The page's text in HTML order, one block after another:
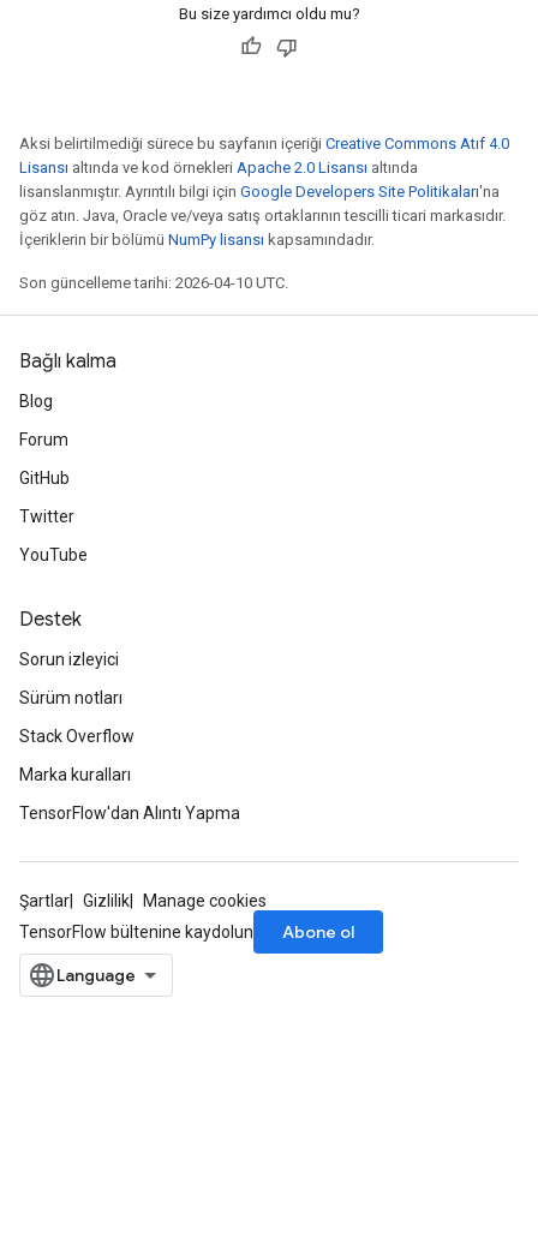
Bu size yardımcı oldu mu?
Aksi belirtilmediği sürece bu sayfanın içeriği Creative Commons Atıf 4.0
Lisansı altında ve kod örnekleri Apache 2.0 Lisansı altında
lisanslanmıştır. Ayrıntılı bilgi için Google Developers Site Politikaları'na
göz atın. Java, Oracle ve/veya satış ortaklarının tescilli ticari markasıdır.
İçeriklerin bir bölümü NumPy lisansı kapsamındadır.
Son güncelleme tarihi: 2026-04-10 UTC.
Bağlı kalma
Blog
Forum
GitHub
Twitter
YouTube
Destek
Sorun izleyici
Sürüm notları
Stack Overflow
Marka kuralları
TensorFlow'dan Alıntı Yapma
Şartlar Gizlilik
Manage cookies
TensorFlow bültenine kaydolun
Abone ol